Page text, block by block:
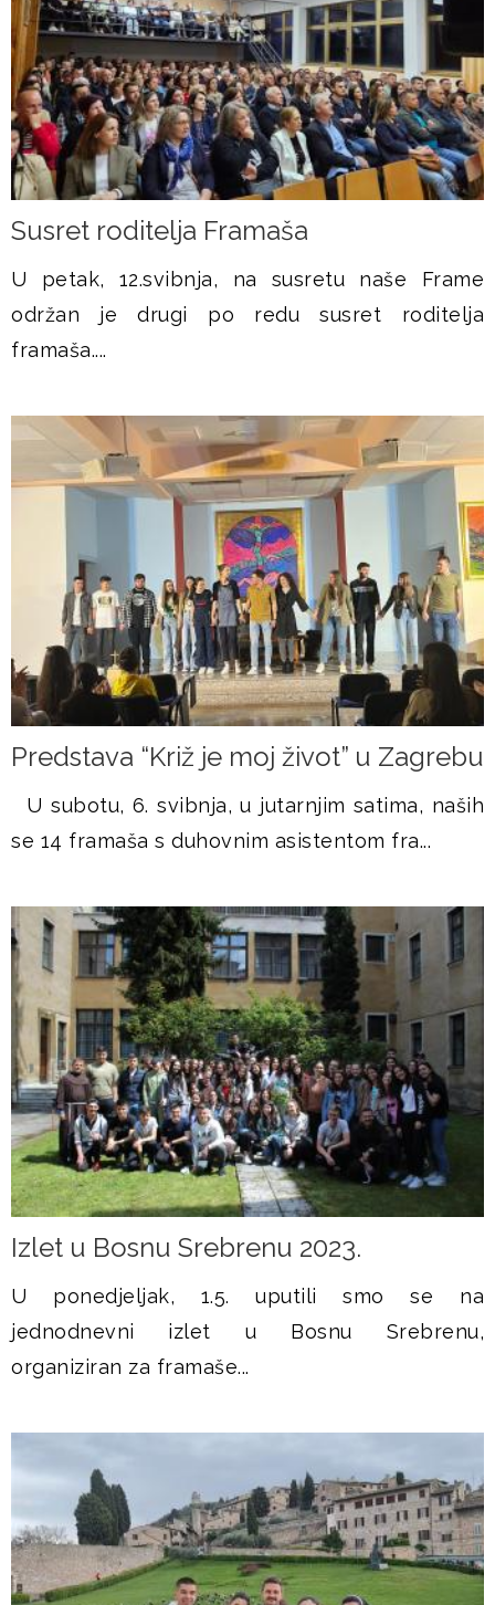
Susret roditelja Framaša
U petak, 12.svibnja, na susretu naše Frame
održan je drugi po redu susret roditelja
framaša....
Predstava “Križ je moj život” u Zagrebu
U subotu, 6. svibnja, u jutarnjim satima, naših
se 14 framaša s duhovnim asistentom fra...
Izlet u Bosnu Srebrenu 2023.
U ponedjeljak, 1.5. uputili smo se na
jednodnevni izlet u Bosnu Srebrenu,
organiziran za framaše...